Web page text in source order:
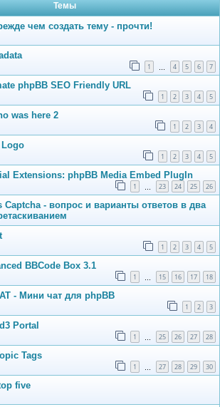
Темы
чем создать тему - прочти!
1 4 5 6 7
phpBB SEO Friendly URL
1 2 3 4 5
was here 2
1 2 3 4
Logo
1 2 3 4 5
Extensions: phpBB Media Embed PlugIn
1 23 24 25 26
Captcha - вопрос и варианты ответов в два
1 2 3 4 5
BBCode Box 3.1
1 15 16 17 18
- Мини чат для phpBB
1 2 3
Portal
1 25 26 27 28
Tags
1 27 28 29 30
five